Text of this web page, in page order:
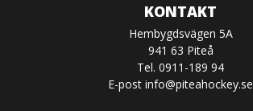
KONTAKT
Hembygdsvägen 5A
941 63 Piteå
Tel. 0911-189 94
E-post info@piteahockey.se